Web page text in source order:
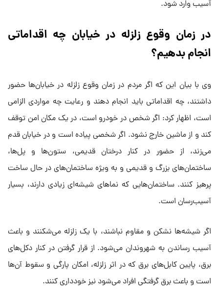
آسیب وارد شود.
در زمان وقوع زلزله در خیابان چه اقداماتی
انجام بدهیم؟
وی با بیان این که اگر مردم در زمان وقوع زلزله در خیابان‌ها حضور
داشتند، چه اقداماتی باید انجام دهند و رعایت چه مواردی الزامی
است، اظهار کرد: اگر شخص در خودرو است، در یک مکان امن توقف
کند و از ماشین خارج نشود. اگر شخصی پیاده است و در خیابان قدم
می‌زند، از حضور در کنار درختان قدیمی، ستون‌ها و پل‌ها،
ساختمان‌های بزرگ و قدیمی و به ویژه ساختمان‌های در حال ساخت
پرهیز کنند. ساختمان‌هایی که نماهای شیشه‌ای زیادی دارند، بسیار
آسیب‌رسان است.
اگر شیشه‌ها نشکن و مقاوم نباشند، با یک زلزله می‌شکنند و باعث
آسیب رساندن به شهروندان می‌شود. از قرار گرفتن در کنار دکل‌های
برق، پایین کابل‌های برق که در اثر زلزله، امکان پارگی و سقوط آن‌ها
است و باعث برق گرفتگی افراد می‌شود نیز خودداری کنند.